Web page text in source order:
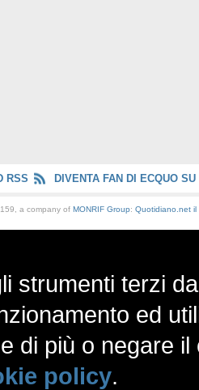
RSS DIVENTA FAN DI ECQUO SU
a company of MONRIF Group: Quotidiano.net il
strumenti terzi
ed
di più o negare
policy.